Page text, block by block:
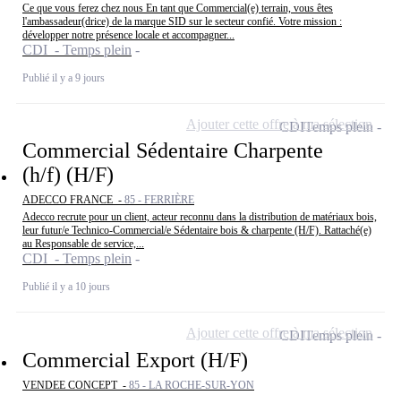
Ce que vous ferez chez nous En tant que Commercial(e) terrain, vous êtes
l'ambassadeur(drice) de la marque SID sur le secteur confié. Votre mission :
développer notre présence locale et accompagner...
CDI - Temps plein
Publié il y a 9 jours
Commercial Sédentaire Charpente
(h/f) (H/F)
ADECCO FRANCE - 85 - FERRIÈRE
Adecco recrute pour un client, acteur reconnu dans la distribution de matériaux bois,
leur futur/e Technico-Commercial/e Sédentaire bois & charpente (H/F). Rattaché(e)
au Responsable de service,...
CDI - Temps plein
Publié il y a 10 jours
CDITemps plein
Ajouter cette offre à ma sélection
Commercial Export (H/F)
VENDEE CONCEPT - 85 - LA ROCHE-SUR-YON
CDITemps plein
Ajouter cette offre à ma sélection